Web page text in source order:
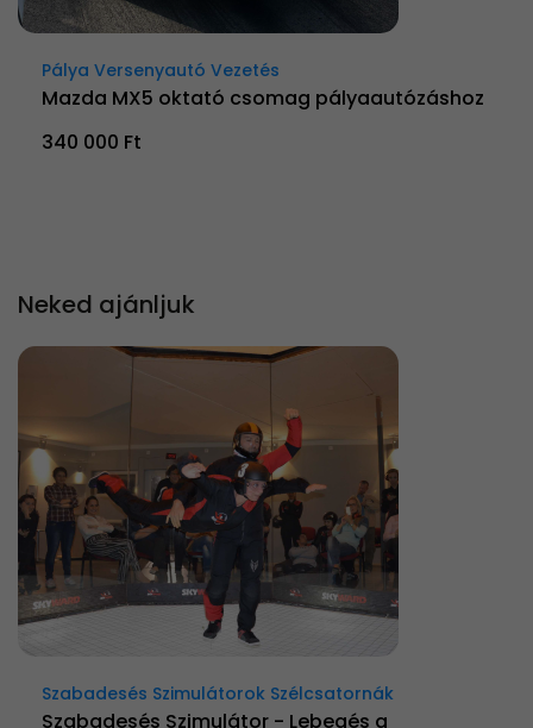
Pálya Versenyautó Vezetés
Mazda MX5 oktató csomag pályaautózáshoz
340 000 Ft
Neked ajánljuk
Szabadesés Szimulátorok Szélcsatornák
Szabadesés Szimulátor - Lebegés a